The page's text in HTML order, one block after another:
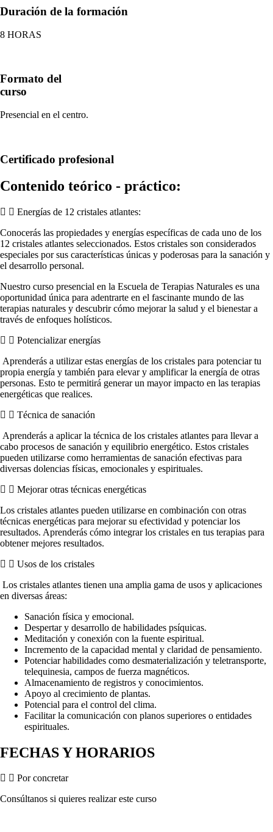
Duración de la formación
8 HORAS
Formato del
curso
Presencial en el centro.
Certificado profesional
Contenido teórico - práctico:
Energías de 12 cristales atlantes:
Conocerás las propiedades y energías específicas de cada uno de los
12 cristales atlantes seleccionados. Estos cristales son considerados
especiales por sus características únicas y poderosas para la sanación y
el desarrollo personal.
Nuestro curso presencial en la Escuela de Terapias Naturales es una
oportunidad única para adentrarte en el fascinante mundo de las
terapias naturales y descubrir cómo mejorar la salud y el bienestar a
través de enfoques holísticos.
Potencializar energías
Aprenderás a utilizar estas energías de los cristales para potenciar tu
propia energía y también para elevar y amplificar la energía de otras
personas. Esto te permitirá generar un mayor impacto en las terapias
energéticas que realices.
Técnica de sanación
Aprenderás a aplicar la técnica de los cristales atlantes para llevar a
cabo procesos de sanación y equilibrio energético. Estos cristales
pueden utilizarse como herramientas de sanación efectivas para
diversas dolencias físicas, emocionales y espirituales.
Mejorar otras técnicas energéticas
Los cristales atlantes pueden utilizarse en combinación con otras
técnicas energéticas para mejorar su efectividad y potenciar los
resultados. Aprenderás cómo integrar los cristales en tus terapias para
obtener mejores resultados.
Usos de los cristales
Los cristales atlantes tienen una amplia gama de usos y aplicaciones
en diversas áreas:
Sanación física y emocional.
Despertar y desarrollo de habilidades psíquicas.
Meditación y conexión con la fuente espiritual.
Incremento de la capacidad mental y claridad de pensamiento.
Potenciar habilidades como desmaterialización y teletransporte,
telequinesia, campos de fuerza magnéticos.
Almacenamiento de registros y conocimientos.
Apoyo al crecimiento de plantas.
Potencial para el control del clima.
Facilitar la comunicación con planos superiores o entidades
espirituales.
FECHAS Y HORARIOS
Por concretar
Consúltanos si quieres realizar este curso